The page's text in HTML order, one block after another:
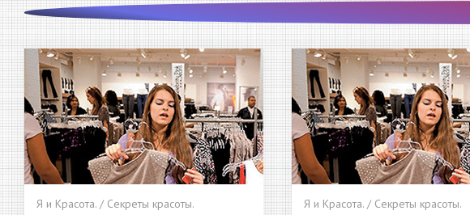
Я и Красота. / Секреты красоты. Я и Красота. / Секреты красоты.